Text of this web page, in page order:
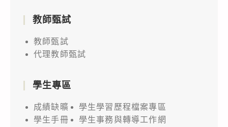
教師甄試
教師甄試
代理教師甄試
學生專區
成績缺曠
學生學習歷程檔案專區
學生手冊
學生事務與轉導工作網